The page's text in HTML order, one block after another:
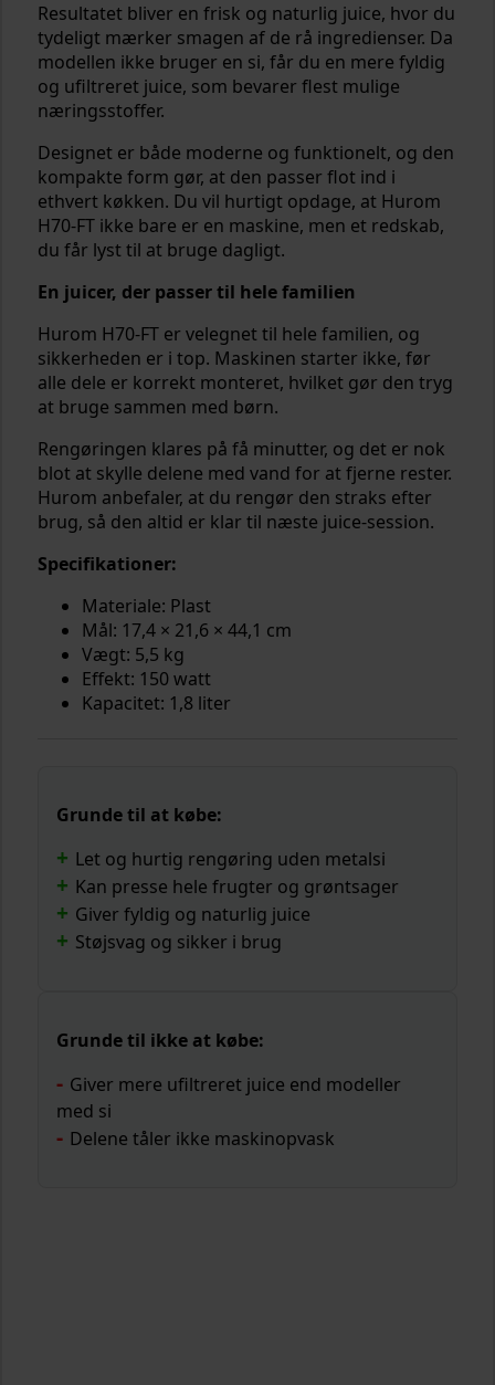
Resultatet bliver en frisk og naturlig juice, hvor du
tydeligt mærker smagen af de rå ingredienser. Da
modellen ikke bruger en si, får du en mere fyldig
og ufiltreret juice, som bevarer flest mulige
næringsstoffer.
Designet er både moderne og funktionelt, og den
kompakte form gør, at den passer flot ind i
ethvert køkken. Du vil hurtigt opdage, at Hurom
H70-FT ikke bare er en maskine, men et redskab,
du får lyst til at bruge dagligt.
En juicer, der passer til hele familien
Hurom H70-FT er velegnet til hele familien, og
sikkerheden er i top. Maskinen starter ikke, før
alle dele er korrekt monteret, hvilket gør den tryg
at bruge sammen med børn.
Rengøringen klares på få minutter, og det er nok
blot at skylle delene med vand for at fjerne rester.
Hurom anbefaler, at du rengør den straks efter
brug, så den altid er klar til næste juice-session.
Specifikationer:
Materiale: Plast
Mål: 17,4 × 21,6 × 44,1 cm
Vægt: 5,5 kg
Effekt: 150 watt
Kapacitet: 1,8 liter
Grunde til at købe:
Let og hurtig rengøring uden metalsi
Kan presse hele frugter og grøntsager
Giver fyldig og naturlig juice
Støjsvag og sikker i brug
Grunde til ikke at købe:
Giver mere ufiltreret juice end modeller
med si
Delene tåler ikke maskinopvask